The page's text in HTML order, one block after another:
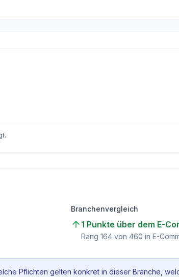
Branchenvergleich
1 Punkte über dem E-
Rang 164 von 460 in E-
Pflichten gelten konkret in dieser Branche,